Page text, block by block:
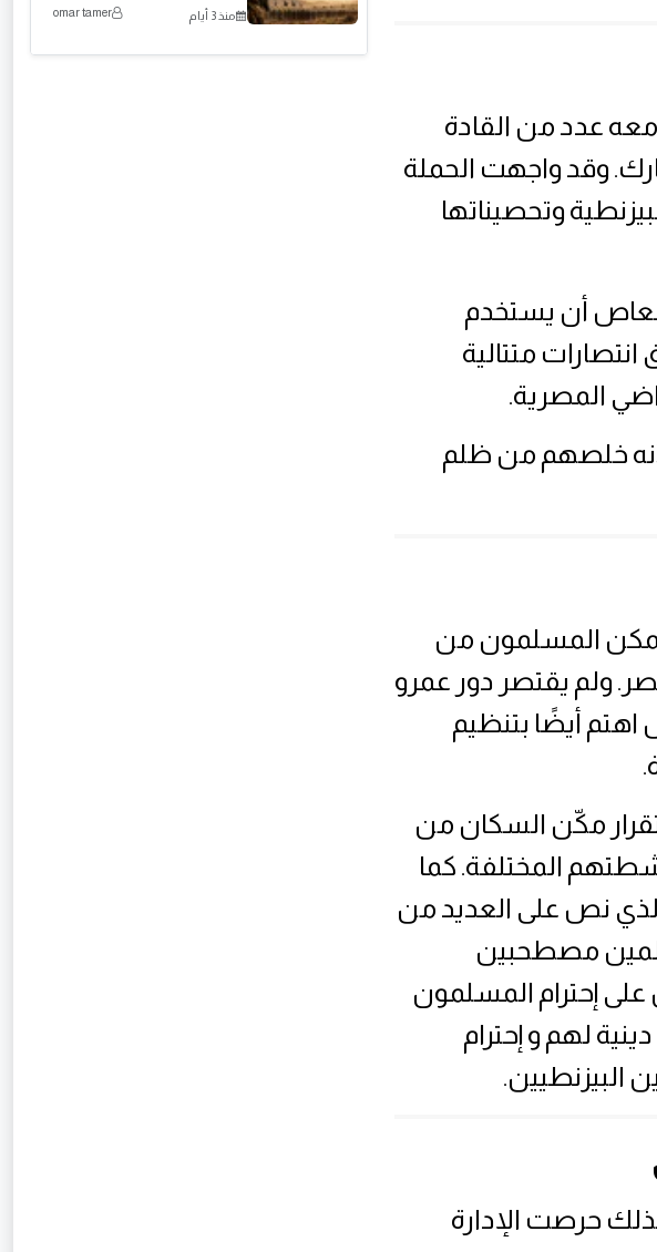
عدد من القادة
وقد واجهت الحملة
وتحصيناتها
أن يستخدم
متتالية
المصرية.
خلصهم من ظلم
المسلمون من
ولم يقتصر دور عمرو
أيضًا بتنظيم
مكّن السكان من
المختلفة. كما
نص على العديد من
مصطحبين
إحترام المسلمون
لهم و إحترام
حرصت الإدارة
منذ 3 أيام omar tamer